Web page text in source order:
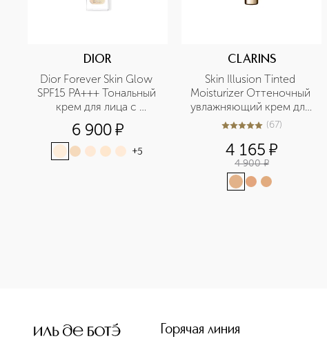
DIOR
Dior Forever Skin Glow
SPF15 PA+++ Тональный
крем для лица с
сияющим финишем
6 900¤
+5
CLARINS
Skin Illusion Tinted
Moisturizer Оттеночный
увлажняющий крем для
лица с эффектом
4.9из567 (67)
4 165 ¤
4 900 ¤
Горячая линия